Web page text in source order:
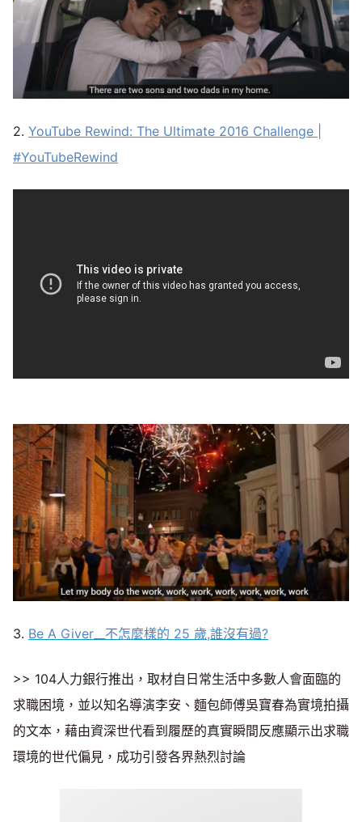
2. YouTube Rewind: The Ultimate 2016 Challenge |
#YouTubeRewind
3. Be A Giver__不怎麼樣的 25 歲,誰沒有過?
>> 104人力銀行推出，取材自日常生活中多數人會面臨的
求職困境，並以知名導演李安、麵包師傅吳寶春為實境拍攝
的文本，藉由資深世代看到履歷的真實瞬間反應顯示出求職
環境的世代偏見，成功引發各界熱烈討論